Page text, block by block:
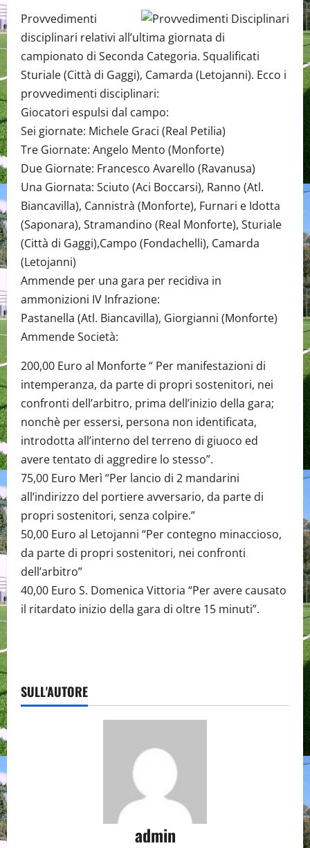
Provvedimenti
disciplinari relativi all’ultima giornata di
campionato di Seconda Categoria. Squalificati
Sturiale (Città di Gaggi), Camarda (Letojanni). Ecco i
provvedimenti disciplinari:
Giocatori espulsi dal campo:
Sei giornate: Michele Graci (Real Petilia)
Tre Giornate: Angelo Mento (Monforte)
Due Giornate: Francesco Avarello (Ravanusa)
Una Giornata: Sciuto (Aci Boccarsi), Ranno (Atl.
Biancavilla), Cannistrà (Monforte), Furnari e Idotta
(Saponara), Stramandino (Real Monforte), Sturiale
(Città di Gaggi),Campo (Fondachelli), Camarda
(Letojanni)
Ammende per una gara per recidiva in
ammonizioni IV Infrazione:
Pastanella (Atl. Biancavilla), Giorgianni (Monforte)
Ammende Società:
200,00 Euro al Monforte “ Per manifestazioni di
intemperanza, da parte di propri sostenitori, nei
confronti dell’arbitro, prima dell’inizio della gara;
nonchè per essersi, persona non identificata,
introdotta all’interno del terreno di giuoco ed
avere tentato di aggredire lo stesso”.
75,00 Euro Merì “Per lancio di 2 mandarini
all’indirizzo del portiere avversario, da parte di
propri sostenitori, senza colpire.”
50,00 Euro al Letojanni “Per contegno minaccioso,
da parte di propri sostenitori, nei confronti
dell’arbitro”
40,00 Euro S. Domenica Vittoria “Per avere causato
il ritardato inizio della gara di oltre 15 minuti”.
SULL'AUTORE
admin